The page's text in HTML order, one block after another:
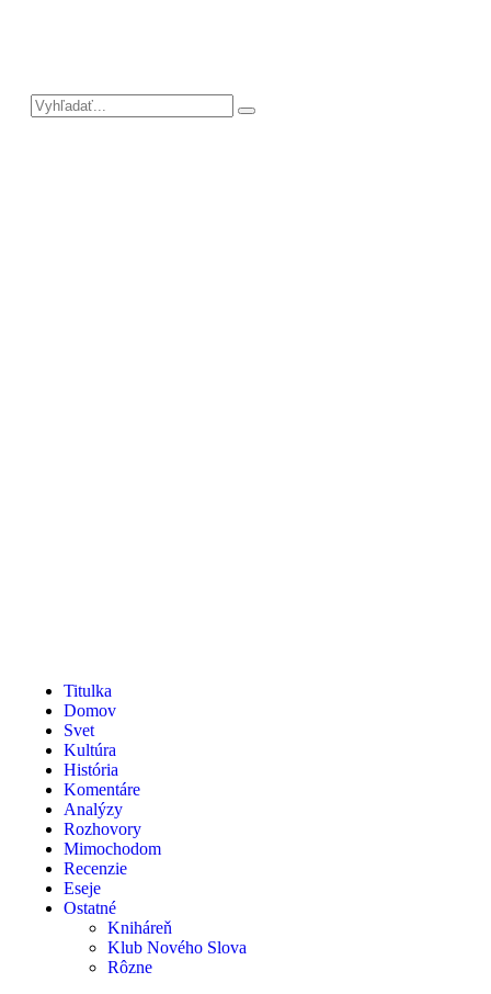
Titulka
Domov
Svet
Kultúra
História
Komentáre
Analýzy
Rozhovory
Mimochodom
Recenzie
Eseje
Ostatné
Kniháreň
Klub Nového Slova
Rôzne